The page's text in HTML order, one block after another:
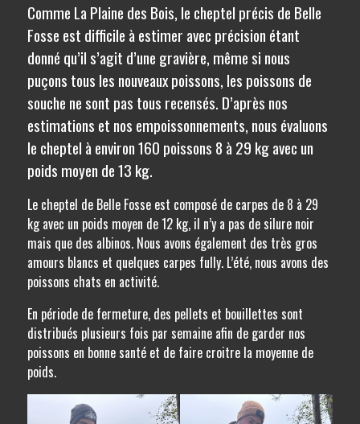
Comme La Plaine des Bois, le cheptel précis de Belle
Fosse est difficile à estimer avec précision étant
donné qu’il s’agit d’une gravière, même si nous
puçons tous les nouveaux poissons, les poissons de
souche ne sont pas tous recensés. D’après nos
estimations et nos empoissonnements, nous évaluons
le cheptel à environ 160 poissons 8 à 29 kg avec un
poids moyen de 13 kg.
Le cheptel de Belle Fosse est composé de carpes de 8 à 29
kg avec un poids moyen de 12 kg, il n’y a pas de silure noir
mais que des albinos. Nous avons également des très gros
amours blancs et quelques carpes fully. L’été, nous avons des
poissons chats en activité.
En période de fermeture, des pellets et bouillettes sont
distribués plusieurs fois par semaine afin de garder nos
poissons en bonne santé et de faire croitre la moyenne de
poids.